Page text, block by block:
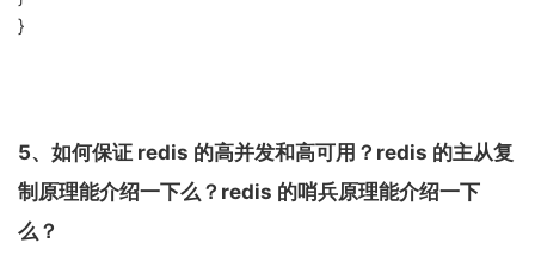
}
5、如何保证 redis 的高并发和高可用？redis 的主从复
制原理能介绍一下么？redis 的哨兵原理能介绍一下
么？